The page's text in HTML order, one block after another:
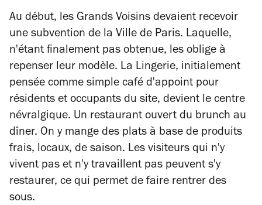
Au début, les Grands Voisins devaient recevoir
une subvention de la Ville de Paris. Laquelle,
n'étant finalement pas obtenue, les oblige à
repenser leur modèle. La Lingerie, initialement
pensée comme simple café d'appoint pour
résidents et occupants du site, devient le centre
névralgique. Un restaurant ouvert du brunch au
dîner. On y mange des plats à base de produits
frais, locaux, de saison. Les visiteurs qui n'y
vivent pas et n'y travaillent pas peuvent s'y
restaurer, ce qui permet de faire rentrer des
sous.